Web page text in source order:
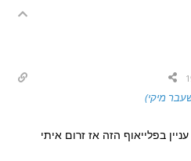
מיקי)
בפלייאוף הזה אז זרום איתי